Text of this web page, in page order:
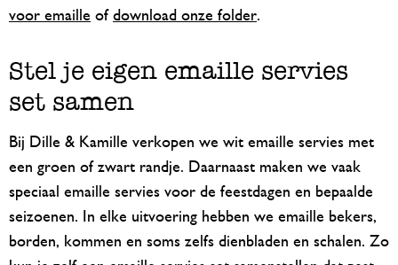
voor emaille of download onze folder.
Stel je eigen emaille servies
set samen
Bij Dille & Kamille verkopen we wit emaille servies met
een groen of zwart randje. Daarnaast maken we vaak
speciaal emaille servies voor de feestdagen en bepaalde
seizoenen. In elke uitvoering hebben we emaille bekers,
borden, kommen en soms zelfs dienbladen en schalen. Zo